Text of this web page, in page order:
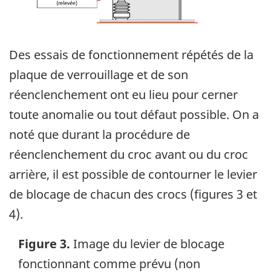
Des essais de fonctionnement répétés de la
plaque de verrouillage et de son
réenclenchement ont eu lieu pour cerner
toute anomalie ou tout défaut possible. On a
noté que durant la procédure de
réenclenchement du croc avant ou du croc
arrière, il est possible de contourner le levier
de blocage de chacun des crocs (figures 3 et
4).
Figure 3. Image du levier de blocage
fonctionnant comme prévu (non